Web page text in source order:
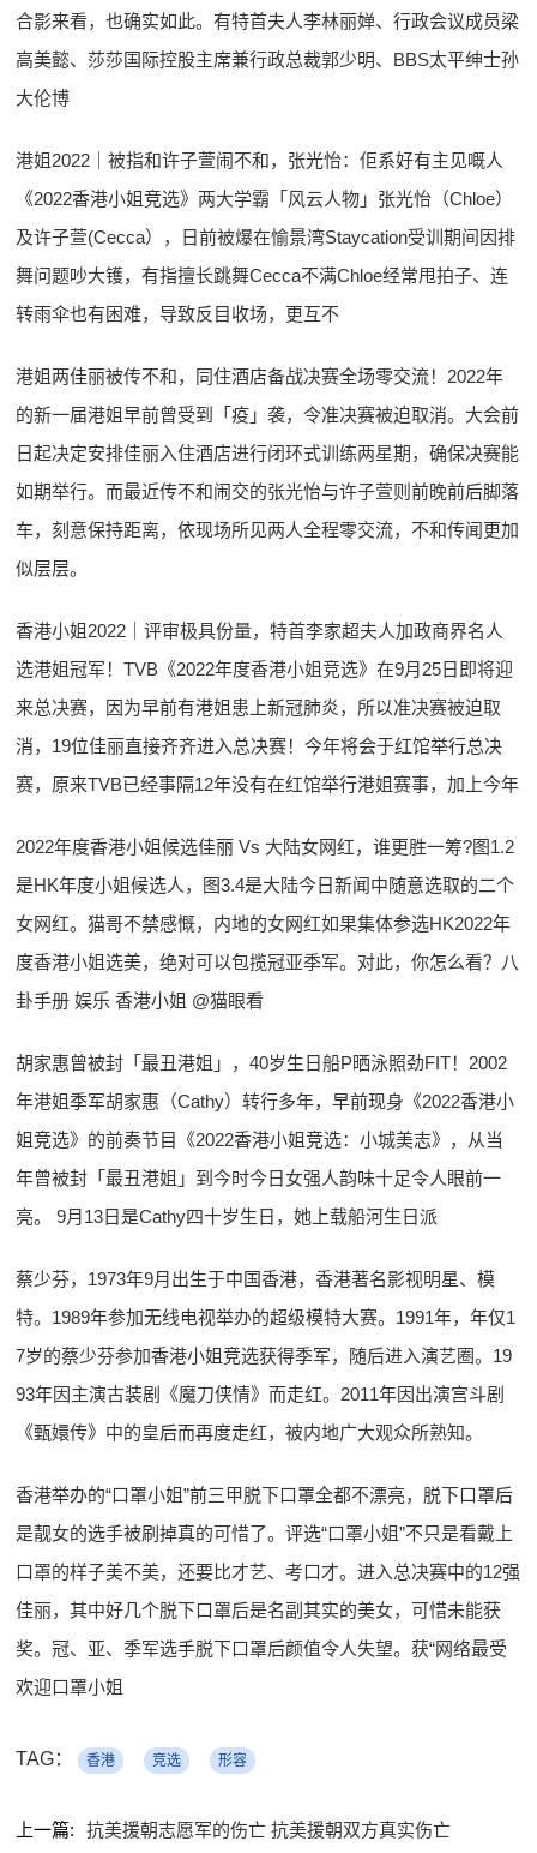
合影来看，也确实如此。有特首夫人李林丽婵、行政会议成员梁
高美懿、莎莎国际控股主席兼行政总裁郭少明、BBS太平绅士孙
大伦博
港姐2022｜被指和许子萱闹不和，张光怡：佢系好有主见嘅人
《2022香港小姐竞选》两大学霸「风云人物」张光怡（Chloe）
及许子萱(Cecca），日前被爆在愉景湾Staycation受训期间因排
舞问题吵大镬，有指擅长跳舞Cecca不满Chloe经常甩拍子、连
转雨伞也有困难，导致反目收场，更互不
港姐两佳丽被传不和，同住酒店备战决赛全场零交流！2022年
的新一届港姐早前曾受到「疫」袭，令准决赛被迫取消。大会前
日起决定安排佳丽入住酒店进行闭环式训练两星期，确保决赛能
如期举行。而最近传不和闹交的张光怡与许子萱则前晚前后脚落
车，刻意保持距离，依现场所见两人全程零交流，不和传闻更加
似层层。
香港小姐2022｜评审极具份量，特首李家超夫人加政商界名人
选港姐冠军！TVB《2022年度香港小姐竞选》在9月25日即将迎
来总决赛，因为早前有港姐患上新冠肺炎，所以准决赛被迫取
消，19位佳丽直接齐齐进入总决赛！今年将会于红馆举行总决
赛，原来TVB已经事隔12年没有在红馆举行港姐赛事，加上今年
2022年度香港小姐候选佳丽 Vs 大陆女网红，谁更胜一筹?图1.2
是HK年度小姐候选人，图3.4是大陆今日新闻中随意选取的二个
女网红。猫哥不禁感慨，内地的女网红如果集体参选HK2022年
度香港小姐选美，绝对可以包揽冠亚季军。对此，你怎么看？八
卦手册 娱乐 香港小姐 @猫眼看
胡家惠曾被封「最丑港姐」，40岁生日船P晒泳照劲FIT！2002
年港姐季军胡家惠（Cathy）转行多年，早前现身《2022香港小
姐竞选》的前奏节目《2022香港小姐竞选：小城美志》，从当
年曾被封「最丑港姐」到今时今日女强人韵味十足令人眼前一
亮。 9月13日是Cathy四十岁生日，她上载船河生日派
蔡少芬，1973年9月出生于中国香港，香港著名影视明星、模
特。1989年参加无线电视举办的超级模特大赛。1991年，年仅1
7岁的蔡少芬参加香港小姐竞选获得季军，随后进入演艺圈。19
93年因主演古装剧《魔刀侠情》而走红。2011年因出演宫斗剧
《甄嬛传》中的皇后而再度走红，被内地广大观众所熟知。
香港举办的“口罩小姐”前三甲脱下口罩全都不漂亮，脱下口罩后
是靓女的选手被刷掉真的可惜了。评选“口罩小姐”不只是看戴上
口罩的样子美不美，还要比才艺、考口才。进入总决赛中的12强
佳丽，其中好几个脱下口罩后是名副其实的美女，可惜未能获
奖。冠、亚、季军选手脱下口罩后颜值令人失望。获“网络最受
欢迎口罩小姐
TAG： 香港 竞选 形容
上一篇: 抗美援朝志愿军的伤亡 抗美援朝双方真实伤亡